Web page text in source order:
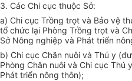
3. Các Chi cục thuộc Sở:
a) Chi cục Trồng trọt và Bảo vệ
tổ chức lại Phòng Trồng trọt và
SởNông nghiệp và Phát triển
b) Chi cục Chăn nuôi và Thú y
Phòng Chăn nuôi và Chi cục
Phát triển nông thôn);